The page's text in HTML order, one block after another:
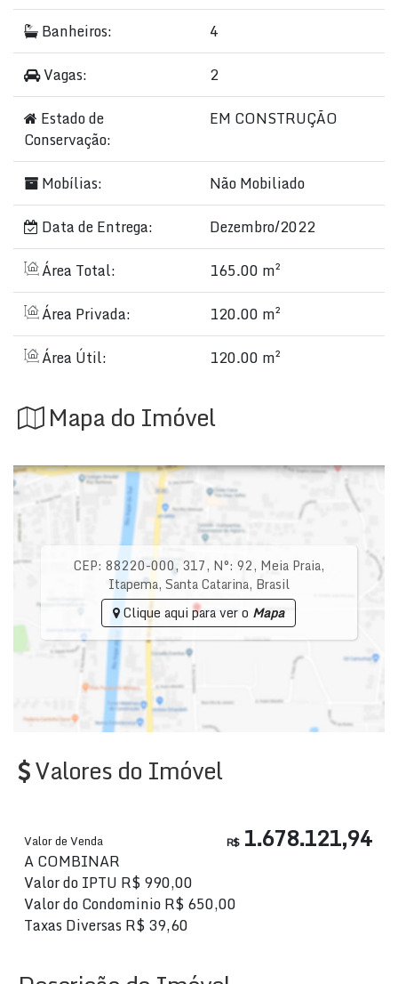
Banheiros:
4
Vagas:
2
Estado de
Conservação:
EM CONSTRUÇÃO
Mobílias:
Não Mobiliado
Data de Entrega:
Dezembro/2022
Área Total:
165.00 m²
Área Privada:
120.00 m²
Área Útil:
120.00 m²
Mapa do Imóvel
CEP: 88220-000, 317, N°: 92, Meia Praia,
Itapema, Santa Catarina, Brasil
Clique aqui para ver o Mapa
Valores do Imóvel
R$1.678.121,94
Valor de Venda
A COMBINAR
Valor do IPTU R$990,00
Valor do CondominioR$650,00
Taxas DiversasR$39,60